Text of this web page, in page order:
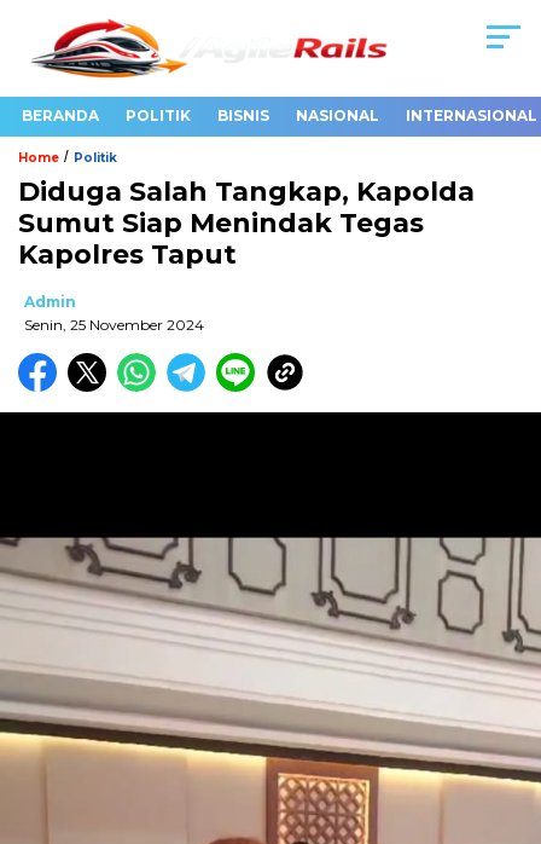
BERANDA POLITIK BISNIS NASIONAL INTERNASIONAL
Home / Politik
Diduga Salah Tangkap, Kapolda
Sumut Siap Menindak Tegas
Kapolres Taput
Admin
Senin, 25 November 2024